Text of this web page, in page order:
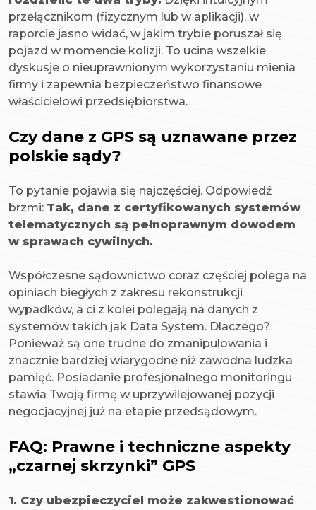
przełącznikom (fizycznym lub w aplikacji), w
raporcie jasno widać, w jakim trybie poruszał się
pojazd w momencie kolizji. To ucina wszelkie
dyskusje o nieuprawnionym wykorzystaniu mienia
firmy i zapewnia bezpieczeństwo finansowe
właścicielowi przedsiębiorstwa.
Czy dane z GPS są uznawane przez
polskie sądy?
To pytanie pojawia się najczęściej. Odpowiedź
brzmi: Tak, dane z certyfikowanych systemów
telematycznych są pełnoprawnym dowodem
w sprawach cywilnych.
Współczesne sądownictwo coraz częściej polega na
opiniach biegłych z zakresu rekonstrukcji
wypadków, a ci z kolei polegają na danych z
systemów takich jak Data System. Dlaczego?
Ponieważ są one trudne do zmanipulowania i
znacznie bardziej wiarygodne niż zawodna ludzka
pamięć. Posiadanie profesjonalnego monitoringu
stawia Twoją firmę w uprzywilejowanej pozycji
negocjacyjnej już na etapie przedsądowym.
FAQ: Prawne i techniczne aspekty
„czarnej skrzynki” GPS
1. Czy ubezpieczyciel może zakwestionować